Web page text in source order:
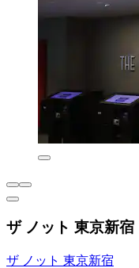
ザ ノット 東京新宿
ザ ノット 東京新宿